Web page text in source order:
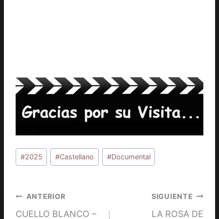
Etiquetas
de
entrada:
#2025 #Castellano #Documental
Navegación
ANTERIOR
CUELLO BLANCO –
SIGUIENTE
LA ROSA DE